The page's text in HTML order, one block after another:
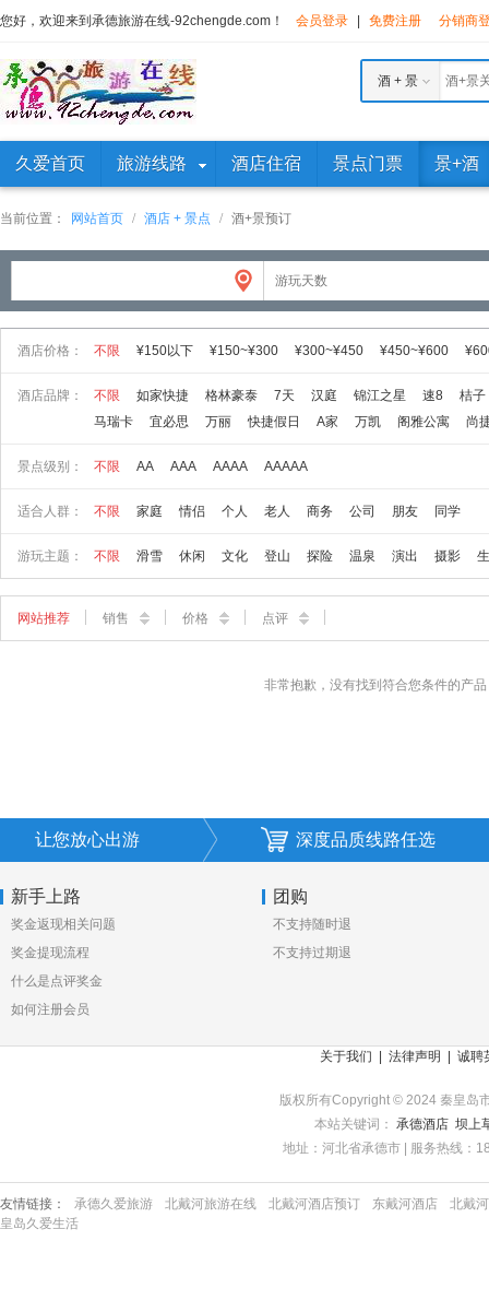
您好，欢迎来到承德旅游在线-92chengde.com！ 会员登录 免费注册 分销商
酒 + 景
久爱首页 旅游线路 酒店住宿 景点门票 景+酒
当前位置： 网站首页 / 酒店 + 景点 / 酒+景预订
酒店价格： 不限 ¥150以下 ¥150~¥300 ¥300~¥450 ¥450~¥600
酒店品牌： 不限 如家快捷 格林豪泰 7天 汉庭 锦江之星 速8
桔子
马瑞卡
宜必思 万丽 快捷假日 A家 万凯 阁雅公寓 尚
景点级别： 不限 AA AAA AAAA AAAAA
适合人群： 不限 家庭 情侣 个人 老人 商务 公司 朋友 同学
游玩主题： 不限 滑雪 休闲 文化 登山 探险 温泉 演出 摄影
网站推荐 销售 价格 点评
非常抱歉，没有找到符合您条件的产
让您放心出游 深度品质线路任选
新手上路
奖金返现相关问题
奖金提现流程
什么是点评奖金
如何注册会员
团购
不支持随时退
不支持过期退
关于我们 法律声明 诚聘
版权所有Copyright © 2024 秦皇岛
本站关键词： 承德酒店 坝上
地址：河北省承德市 | 服务热线：
友情链接： 承德久爱旅游 北戴河旅游在线 北戴河酒店预订 东戴河酒店
北戴
皇岛久爱生活